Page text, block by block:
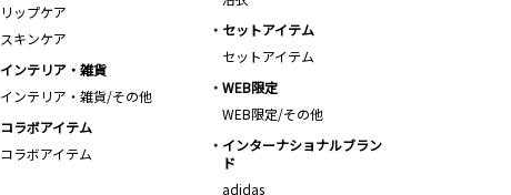
リップケア
スキンケア
セットアイテム
セットアイテム
インテリア・雑貨
インテリア・雑貨/その他
WEB限定
WEB限定/その他
コラボアイテム
コラボアイテム
インターナショナルブラン
ド
adidas